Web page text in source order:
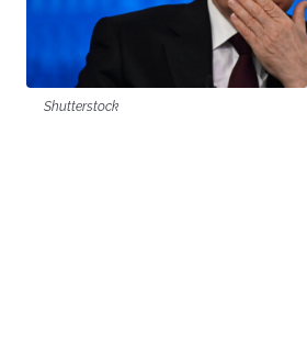
Shutterstock